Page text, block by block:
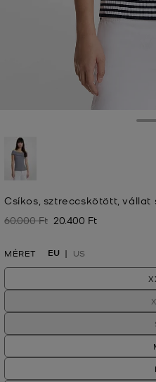
Csíkos, sztreccskötött,
Korábban
60.000 Ft Jelenleg
20.400 Ft
MÉRET EU US
L